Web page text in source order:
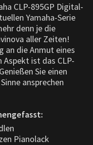
CLP-895GP Digital-
Yamaha-Serie
denn je die
aller Zeiten!
an die Anmut eines
Aspekt ist das CLP-
Sie einen
ansprechen
Pianolack